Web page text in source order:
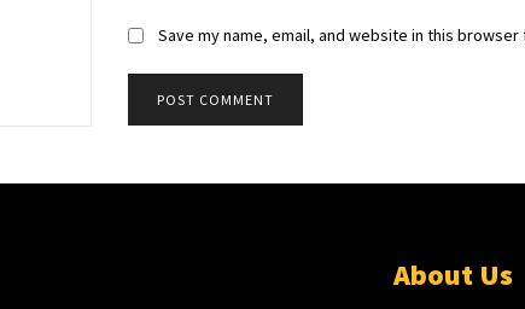
Save my name, email, and website in this
About Us